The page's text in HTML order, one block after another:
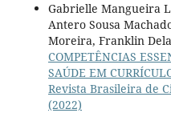
Gabrielle Mangueira
Antero Sousa
Moreira, Franklin
COMPETÊNCIAS
SAÚDE EM
Revista Brasileira de
(2022)